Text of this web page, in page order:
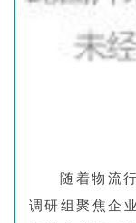
随着物流
调研组聚焦企